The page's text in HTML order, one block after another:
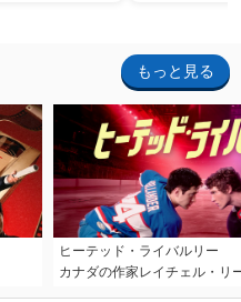
もっと見る
ヒーテッド・ライバルリー
カナダの作家レイチェル・リ